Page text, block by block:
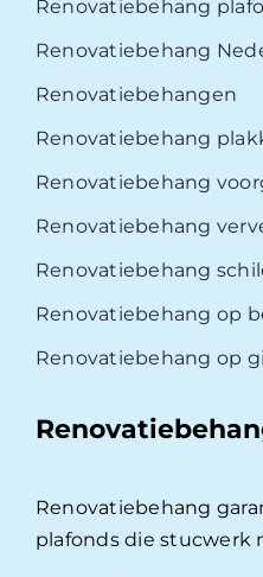
Renovatiebehang
Renovatiebehang
Renovatiebehangen
Renovatiebehang
Renovatiebehang
Renovatiebehang
Renovatiebehang
Renovatiebehang op
Renovatiebehang op
Renovatiebehang
plafonds die stucwerk